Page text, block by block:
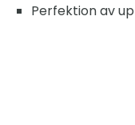
Perfektion av